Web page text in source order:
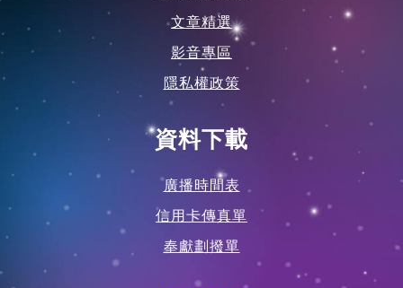
文章精選
影音專區
隱私權政策
資料下載
廣播時間表
信用卡傳真單
奉獻劃撥單